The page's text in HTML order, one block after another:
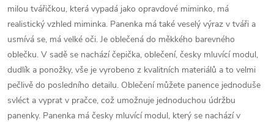
milou tvářičkou, která vypadá jako opravdové miminko, má
realistický vzhled miminka. Panenka má také veselý výraz v tváři a
usmívá se, má velké oči. Je oblečená do měkkého barevného
oblečku. V sadě se nachází čepička, oblečení, česky mluvící modul,
dudlík a ponožky, vše je vyrobeno z kvalitních materiálů a to velmi
pečlivě do posledního detailu. Oblečení můžete panence jednoduše
svléct a vyprat v pračce, což umožnuje jednoduchou údržbu
panenky. Panenka má česky mluvící modul, který se nachází v